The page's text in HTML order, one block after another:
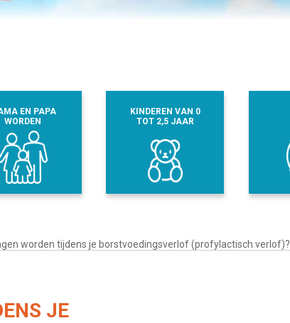
EN PAPA
WORDEN
KINDEREN VAN 0
TOT 2,5 JAAR
worden tijdens je borstvoedingsverlof (profylactisch verlof)?
JE